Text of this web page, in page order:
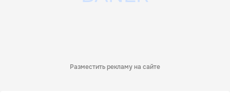
Разместить рекламу на сайте